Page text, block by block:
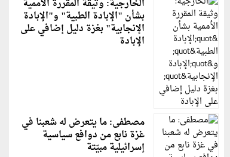
الخارجية: وثيقة المقررة الأممية
بشأن "الإبادة الطبية" و"الإبادة
الإنجابية" بغزة دليل إضافي على
الإبادة
مصطفى: ما يتعرض له شعبنا في
غزة نابع من دوافع سياسية
إسرائيلية مبيّتة